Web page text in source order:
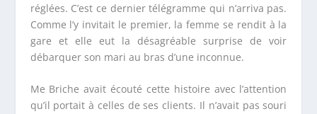
réglées. C’est ce dernier télégramme qui n’arriva pas.
Comme l’y invitait le premier, la femme se rendit à la
gare et elle eut la désagréable surprise de voir
débarquer son mari au bras d’une inconnue.
Me Briche avait écouté cette histoire avec l’attention
qu’il portait à celles de ses clients. Il n’avait pas souri